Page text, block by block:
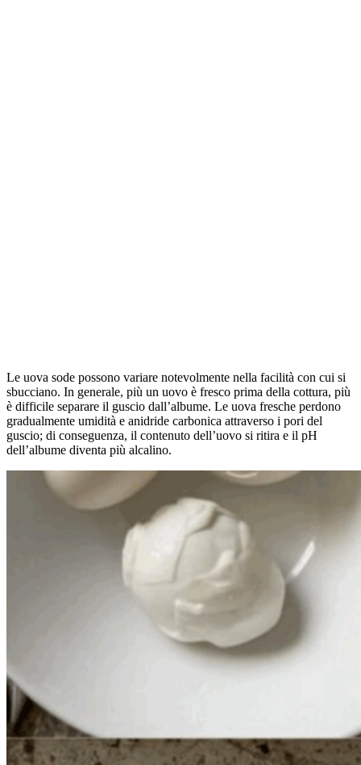
Le uova sode possono variare notevolmente nella facilità con cui si
sbucciano. In generale, più un uovo è fresco prima della cottura, più
è difficile separare il guscio dall’albume. Le uova fresche perdono
gradualmente umidità e anidride carbonica attraverso i pori del
guscio; di conseguenza, il contenuto dell’uovo si ritira e il pH
dell’albume diventa più alcalino.